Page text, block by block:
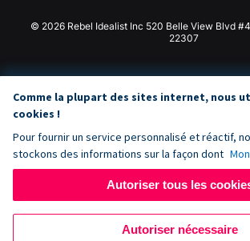
© 2026 Rebel Idealist Inc 520 Belle View Blvd
22307
Comme la plupart des sites internet, nous
cookies !
Pour fournir un service personnalisé et réactif,
stockons des informations sur la façon dont
Autoriser tous les
Autoriser nécessaire